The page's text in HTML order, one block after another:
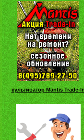
культиватор Mantis Trade-